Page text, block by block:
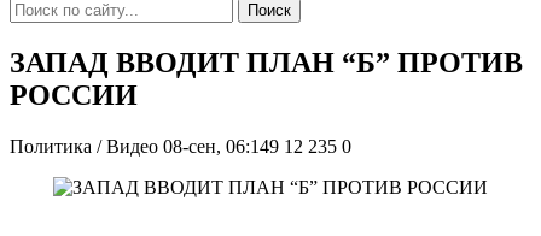
Поиск
ЗАПАД ВВОДИТ ПЛАН “Б” ПРОТИВ
РОССИИ
Политика / Видео 08-сен, 06:149 12 235 0